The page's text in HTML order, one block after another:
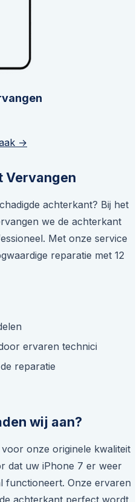
→
Vervangen
achterkant? Bij het
we de achterkant
Met onze service
reparatie met 12
ervaren technici
reparatie
wij aan?
onze originele kwaliteit
dat uw iPhone 7 er weer
functioneert. Onze ervaren